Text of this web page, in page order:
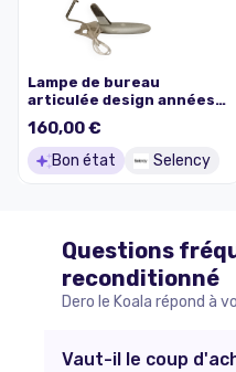
Lampe de bureau
articulée design années
70
160,00 €
Bon état Selency
Questions
reconditionné
Dero le Koala répond à
Vaut-il le coup